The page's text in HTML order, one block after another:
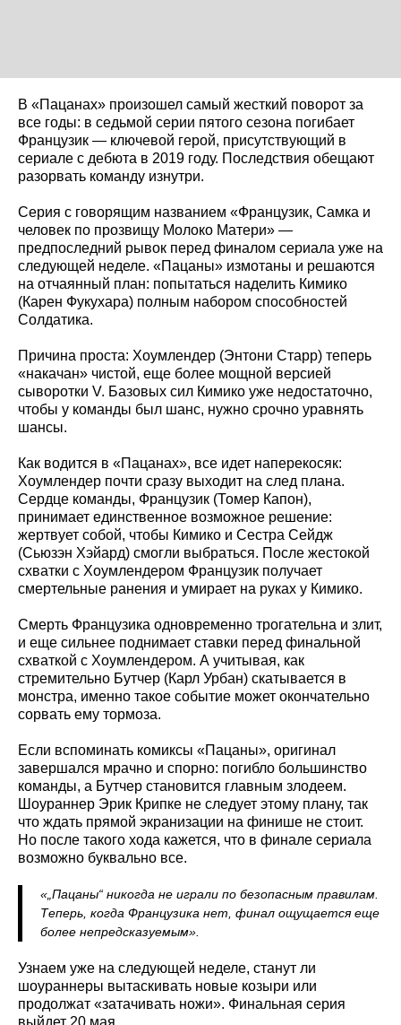
В «Пацанах» произошел самый жесткий поворот за
все годы: в седьмой серии пятого сезона погибает
Французик — ключевой герой, присутствующий в
сериале с дебюта в 2019 году. Последствия обещают
разорвать команду изнутри.
Серия с говорящим названием «Французик, Самка и
человек по прозвищу Молоко Матери» —
предпоследний рывок перед финалом сериала уже на
следующей неделе. «Пацаны» измотаны и решаются
на отчаянный план: попытаться наделить Кимико
(Карен Фукухара) полным набором способностей
Солдатика.
Причина проста: Хоумлендер (Энтони Старр) теперь
«накачан» чистой, еще более мощной версией
сыворотки V. Базовых сил Кимико уже недостаточно,
чтобы у команды был шанс, нужно срочно уравнять
шансы.
Как водится в «Пацанах», все идет наперекосяк:
Хоумлендер почти сразу выходит на след плана.
Сердце команды, Французик (Томер Капон),
принимает единственное возможное решение:
жертвует собой, чтобы Кимико и Сестра Сейдж
(Сьюзэн Хэйард) смогли выбраться. После жестокой
схватки с Хоумлендером Французик получает
смертельные ранения и умирает на руках у Кимико.
Смерть Французика одновременно трогательна и злит,
и еще сильнее поднимает ставки перед финальной
схваткой с Хоумлендером. А учитывая, как
стремительно Бутчер (Карл Урбан) скатывается в
монстра, именно такое событие может окончательно
сорвать ему тормоза.
Если вспоминать комиксы «Пацаны», оригинал
завершался мрачно и спорно: погибло большинство
команды, а Бутчер становится главным злодеем.
Шоураннер Эрик Крипке не следует этому плану, так
что ждать прямой экранизации на финише не стоит.
Но после такого хода кажется, что в финале сериала
возможно буквально все.
«„Пацаны“ никогда не играли по безопасным правилам.
Теперь, когда Французика нет, финал ощущается еще
более непредсказуемым».
Узнаем уже на следующей неделе, станут ли
шоураннеры вытаскивать новые козыри или
продолжат «затачивать ножи». Финальная серия
выйдет 20 мая.